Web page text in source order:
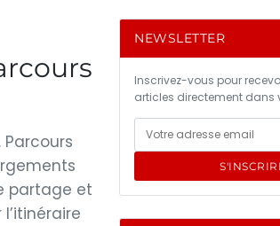
Parcours
partage et
NEWSLETTER
Inscrivez-vous pour
articles directement dans